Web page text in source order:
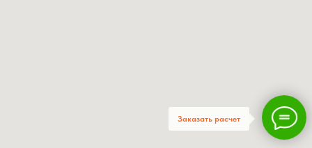
Заказать расчет